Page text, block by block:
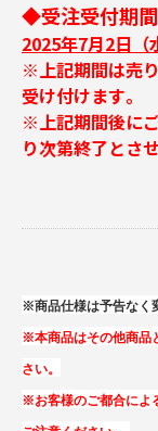
◆受注受付期間
2025年7月2日（
※上記期間は売
受け付けます｡
※上記期間後に
り次第終了とさ
※商品仕様は予告なく
※本商品はその他商品
さい。
※お客様のご都合によ